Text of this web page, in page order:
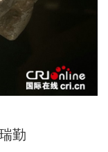
勤